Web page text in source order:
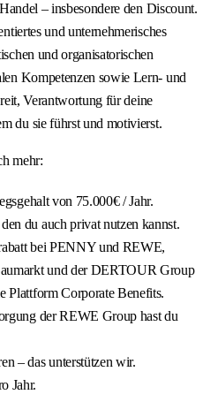
– insbesondere den Discount.
und unternehmerisches
und organisatorischen
Kompetenzen sowie Lern- und
Verantwortung für deine
du sie führst und motivierst.
mehr:
von 75.000€ / Jahr.
du auch privat nutzen kannst.
bei PENNY und REWE,
und der DERTOUR Group
Plattform Corporate Benefits.
der REWE Group hast du
– das unterstützen wir.
Jahr.